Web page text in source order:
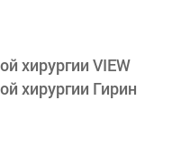
хирургии VIEW
хирургии Гирин